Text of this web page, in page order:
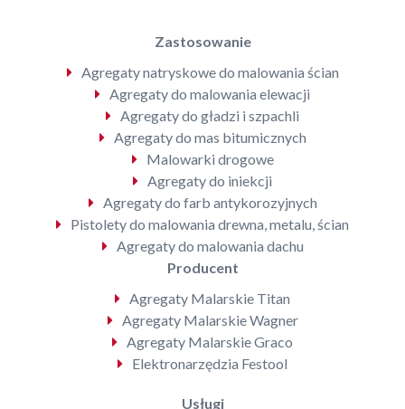
Zastosowanie
Agregaty natryskowe do malowania ścian
Agregaty do malowania elewacji
Agregaty do gładzi i szpachli
Agregaty do mas bitumicznych
Malowarki drogowe
Agregaty do iniekcji
Agregaty do farb antykorozyjnych
Pistolety do malowania drewna, metalu, ścian
Agregaty do malowania dachu
Producent
Agregaty Malarskie Titan
Agregaty Malarskie Wagner
Agregaty Malarskie Graco
Elektronarzędzia Festool
Usługi